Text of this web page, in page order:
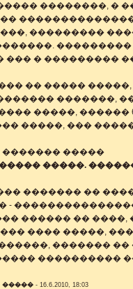
��������, �
���������
� ���������
�� �����
�������,
�����, ������ 6-
�����, ���
�����
�����.
������� ��
-
������ �� ����,
���� �����,
�������
����������
����� - 16.6.2010, 18:03